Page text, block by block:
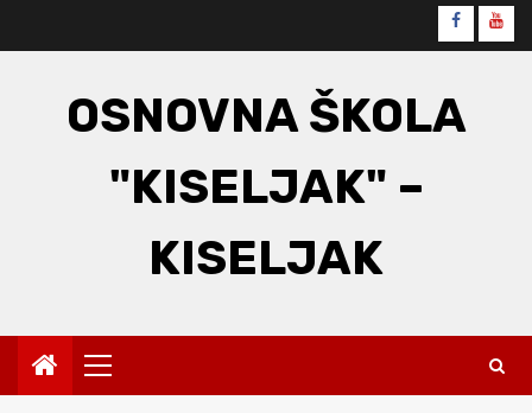
Facebook
OSNOVNA ŠKOLA
"KISELJAK" –
KISELJAK
Primary
Menu